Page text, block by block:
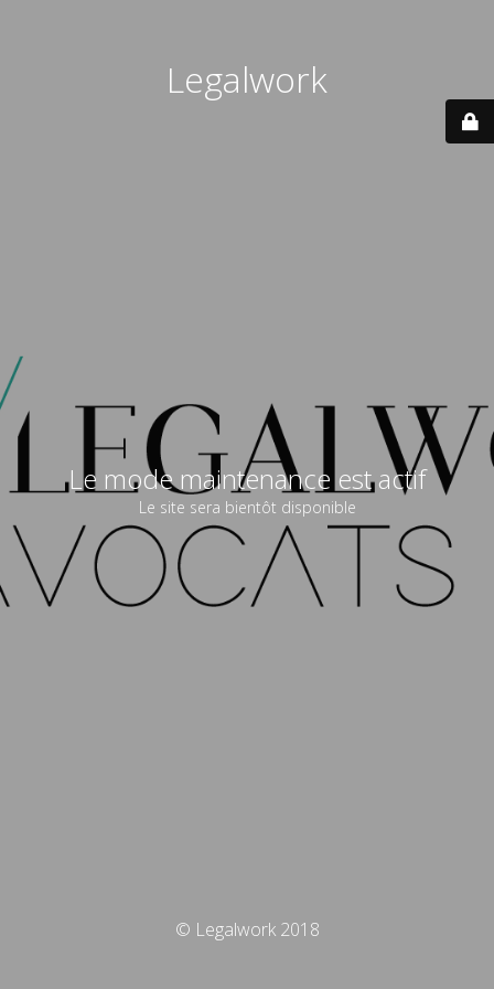
Legalwork
Le mode maintenance est actif
Le site sera bientôt disponible
© Legalwork 2018